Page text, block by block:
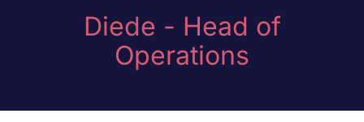
Diede - Head of
Operations